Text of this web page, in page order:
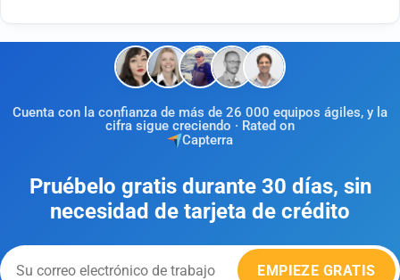
Cuenta con la confianza de más de 26 000 equipos ágiles, y la
cifra sigue creciendo · Rated on
Capterra
Pruébelo gratis durante 30 días, sin
necesidad de tarjeta de crédito
EMPIEZE GRATIS